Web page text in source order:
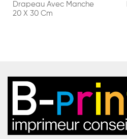
Drapeau Avec Manche
20 X 30 Cm